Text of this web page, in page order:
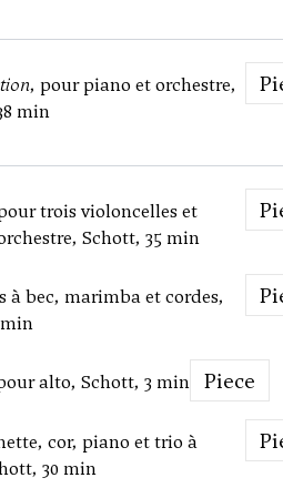
, pour piano et orchestre,
min
trois violoncelles et
Schott, 35 min
à bec, marimba et cordes,
alto, Schott, 3 min Piece
cor, piano et trio à
30 min